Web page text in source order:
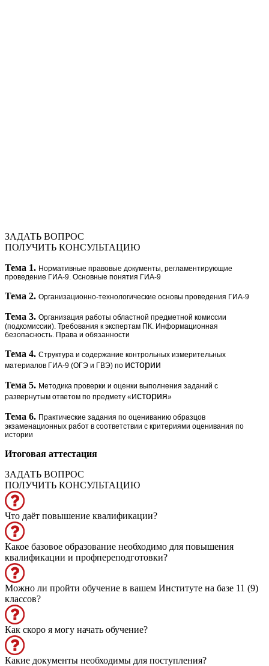
ЗАДАТЬ ВОПРОС
ПОЛУЧИТЬ КОНСУЛЬТАЦИЮ
Тема 1. Нормативные правовые документы, регламентирующие
проведение ГИА-9. Основные понятия ГИА-9
Тема 2. Организационно-технологические основы проведения ГИА-9
Тема 3. Организация работы областной предметной комиссии
(подкомиссии). Требования к экспертам ПК. Информационная
безопасность. Права и обязанности
Тема 4. Структура и содержание контрольных измерительных
материалов ГИА-9 (ОГЭ и ГВЭ) по истории
Тема 5. Методика проверки и оценки выполнения заданий с
развернутым ответом по предмету «История»
Тема 6. Практические задания по оцениванию образцов
экзаменационных работ в соответствии с критериями оценивания по
истории
Итоговая аттестация
ЗАДАТЬ ВОПРОС
ПОЛУЧИТЬ КОНСУЛЬТАЦИЮ
Что даёт повышение квалификации?
Какое базовое образование необходимо для повышения
квалификации и профпереподготовки?
Можно ли пройти обучение в вашем Институте на базе 11 (9)
классов?
Как скоро я могу начать обучение?
Какие документы необходимы для поступления?